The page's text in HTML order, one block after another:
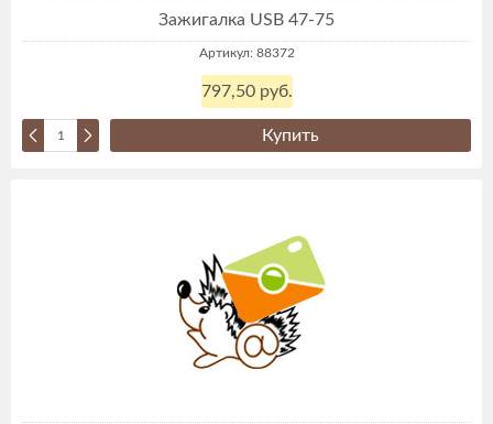
Зажигалка USB 47-75
Артикул: 88372
797,50 руб.
Купить